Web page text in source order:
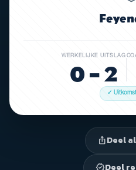
WERKELIJKE UITSLAG
0 – 2
✓
ios_shareDeel
verifiedDeel